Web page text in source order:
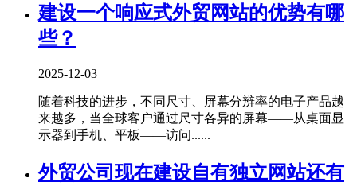
建设一个响应式外贸网站的优势有哪
些？
2025-12-03
随着科技的进步，不同尺寸、屏幕分辨率的电子产品越
来越多，当全球客户通过尺寸各异的屏幕——从桌面显
示器到手机、平板——访问......
外贸公司现在建设自有独立网站还有